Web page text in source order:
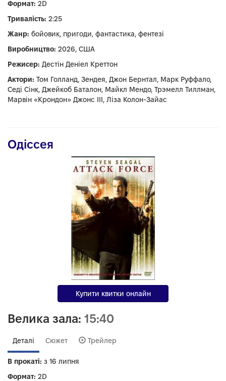
Формат: 2D
Тривалість: 2:25
Жанр: бойовик, пригоди, фантастика, фентезі
Виробництво: 2026, США
Режисер: Дестін Деніел Креттон
Актори: Том Голланд, Зендея, Джон Бернтал, Марк Руффало,
Седі Сінк, Джейкоб Баталон, Майкл Мендо, Трэмелл Тиллман,
Марвін «Крондон» Джонс III, Ліза Колон-Зайас
Одіссея
Купити квитки онлайн
Велика зала: 15:40
Деталі Сюжет Трейлер
В прокаті: з 16 липня
Формат: 2D